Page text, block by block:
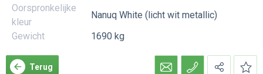
Oorspronkelijke
kleur
Nanuq White (licht wit metallic)
Gewicht
1690 kg
Terug